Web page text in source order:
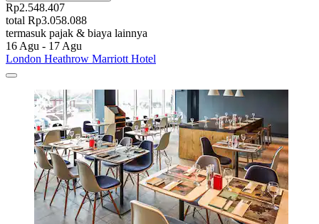
Rp2.548.407
total Rp3.058.088
termasuk pajak & biaya lainnya
16 Agu - 17 Agu
London Heathrow Marriott Hotel